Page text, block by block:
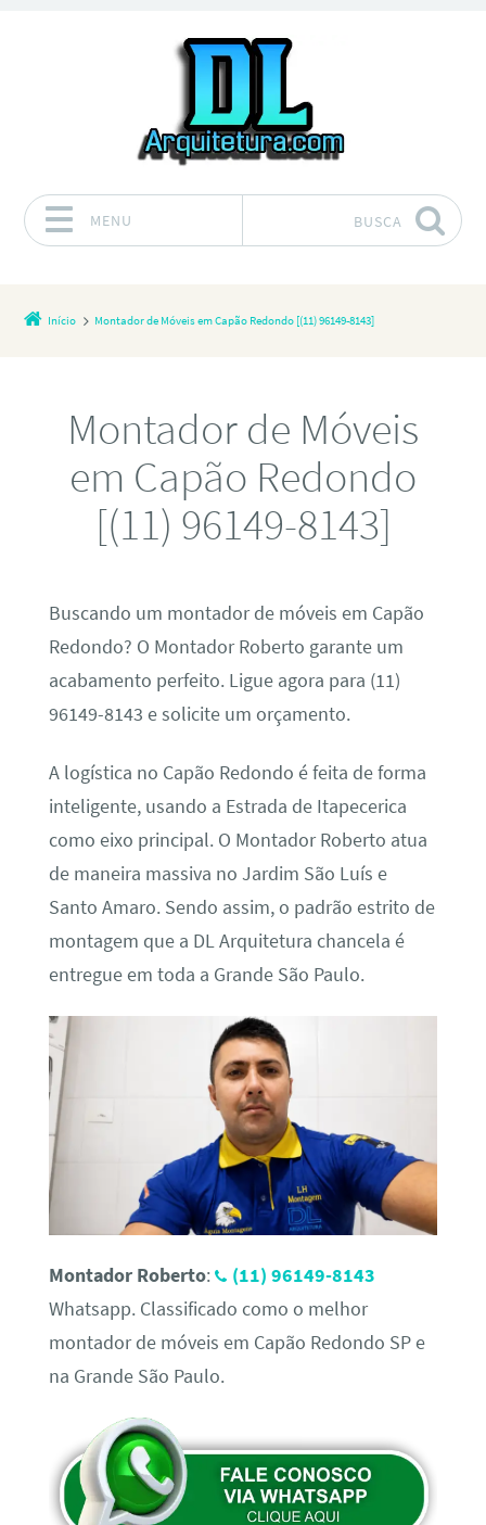
MENU BUSCA
Início Montador de Móveis em Capão Redondo [(11) 96149-8143]
Montador de Móveis
em Capão Redondo
[(11) 96149-8143]
Buscando um montador de móveis em Capão
Redondo? O Montador Roberto garante um
acabamento perfeito. Ligue agora para (11)
96149-8143 e solicite um orçamento.
A logística no Capão Redondo é feita de forma
inteligente, usando a Estrada de Itapecerica
como eixo principal. O Montador Roberto atua
de maneira massiva no Jardim São Luís e
Santo Amaro. Sendo assim, o padrão estrito de
montagem que a DL Arquitetura chancela é
entregue em toda a Grande São Paulo.
Montador Roberto:
(11) 96149-8143
Whatsapp. Classificado como o melhor
montador de móveis em Capão Redondo SP e
na Grande São Paulo.